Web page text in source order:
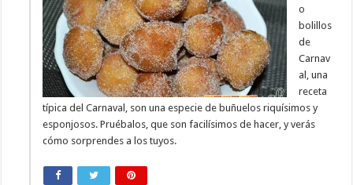
o
bolillos
de
Carnav
al, una
receta
típica del Carnaval, son una especie de buñuelos riquísimos y
esponjosos. Pruébalos, que son facilísimos de hacer, y verás
cómo sorprendes a los tuyos.